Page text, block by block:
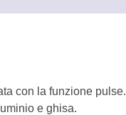
con la funzione pulse.
e ghisa.